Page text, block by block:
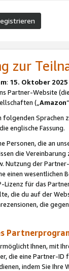
zur
: 15. Oktober 2025
Partner-Website
(„Amazon
folgenden Sprachen
englische Fassung.
Personen, die an
die
Nutzung der
einen
Lizenz für das
die du auf der
die
Ihnen, mit
die eine Partner-ID
indem Sie Ihre